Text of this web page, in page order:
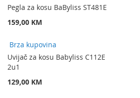
Pegla za kosu BaByliss ST481E
159,00 KM
Brza kupovina
Uvijač za kosu Babyliss C112E
2u1
129,00 KM